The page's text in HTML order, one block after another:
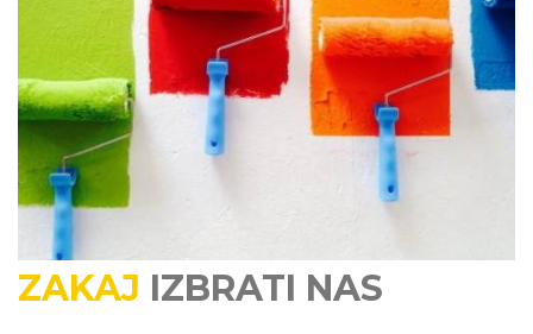
ZAKAJ IZBRATI NAS